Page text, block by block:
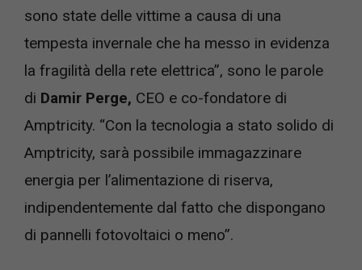
sono state delle vittime a causa di una
tempesta invernale che ha messo in evidenza
la fragilità della rete elettrica”, sono le parole
di Damir Perge, CEO e co-fondatore di
Amptricity. “Con la tecnologia a stato solido di
Amptricity, sarà possibile immagazzinare
energia per l’alimentazione di riserva,
indipendentemente dal fatto che dispongano
di pannelli fotovoltaici o meno”.